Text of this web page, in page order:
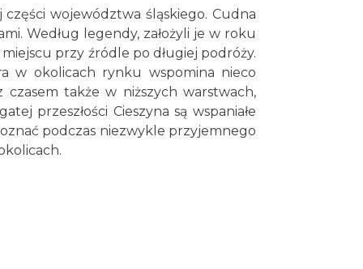
województwa śląskiego. Cudna
Według legendy, założyli je w roku
przy źródle po długiej podróży.
w okolicach rynku wspomina nieco
także w niższych warstwach,
przeszłości Cieszyna są wspaniałe
podczas niezwykle przyjemnego